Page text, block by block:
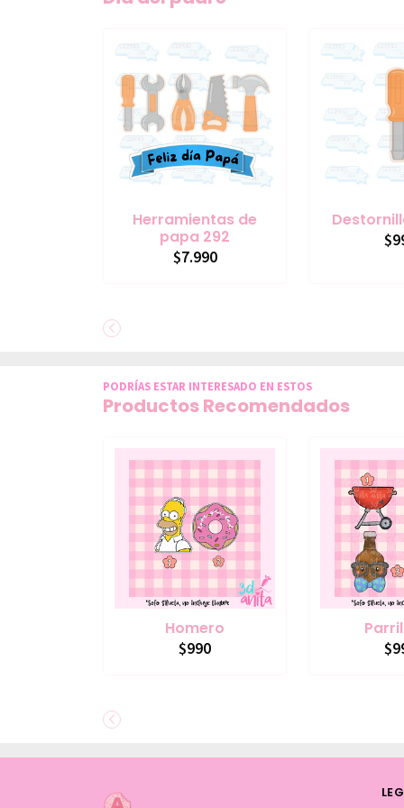
Herramientas de
papa 292
$7.990
PODRÍAS ESTAR INTERESADO EN ESTOS
Productos Recomendados
Homero
$990